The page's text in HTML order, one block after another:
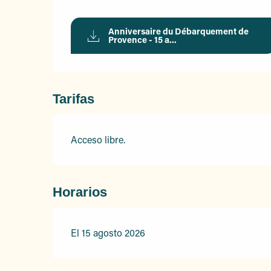
Anniversaire du Débarquement de
Provence - 15 a...
Tarifas
Acceso libre.
Horarios
El 15 agosto 2026